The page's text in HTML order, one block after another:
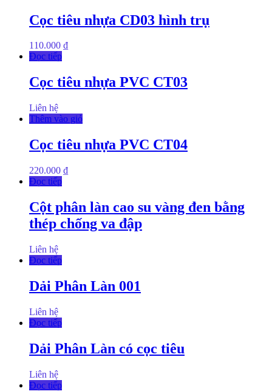
Cọc tiêu nhựa CD03 hình trụ
110.000 ₫
Đọc tiếp
Cọc tiêu nhựa PVC CT03
Liên hệ
Thêm vào giỏ
Cọc tiêu nhựa PVC CT04
220.000 ₫
Đọc tiếp
Cột phân làn cao su vàng đen bằng
thép chống va đập
Liên hệ
Đọc tiếp
Dải Phân Làn 001
Liên hệ
Đọc tiếp
Dải Phân Làn có cọc tiêu
Liên hệ
Đọc tiếp